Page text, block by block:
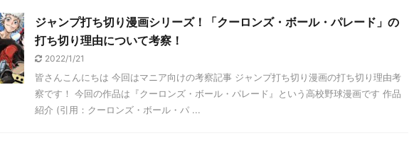
ジャンプ打ち切り漫画シリーズ！「クーロンズ・ボール・パレード」の
打ち切り理由について考察！
2022/1/21
皆さんこんにちは 今回はマニア向けの考察記事 ジャンプ打ち切り漫画の打ち切り理由考
察です！ 今回の作品は『クーロンズ・ボール・パレード』という高校野球漫画です 作品
紹介 (引用：クーロンズ・ボール・パ ...